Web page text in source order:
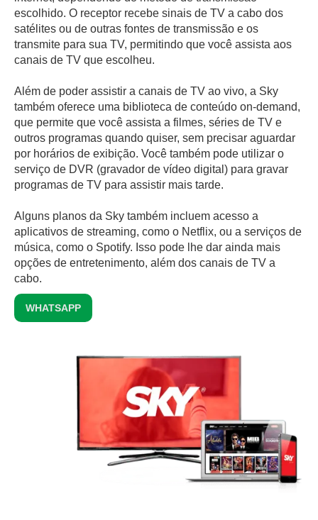
escolhido. O receptor recebe sinais de TV a cabo dos
satélites ou de outras fontes de transmissão e os
transmite para sua TV, permitindo que você assista aos
canais de TV que escolheu.
Além de poder assistir a canais de TV ao vivo, a Sky
também oferece uma biblioteca de conteúdo on-demand,
que permite que você assista a filmes, séries de TV e
outros programas quando quiser, sem precisar aguardar
por horários de exibição. Você também pode utilizar o
serviço de DVR (gravador de vídeo digital) para gravar
programas de TV para assistir mais tarde.
Alguns planos da Sky também incluem acesso a
aplicativos de streaming, como o Netflix, ou a serviços de
música, como o Spotify. Isso pode lhe dar ainda mais
opções de entretenimento, além dos canais de TV a
cabo.
WHATSAPP